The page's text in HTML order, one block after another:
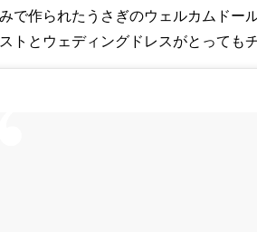
で作られたうさぎのウェルカムドール
トとウェディングドレスがとっても